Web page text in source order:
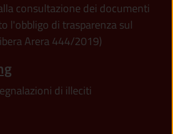
consultazione dei documenti
l'obbligo di trasparenza sul
Arera 444/2019)
di illeciti